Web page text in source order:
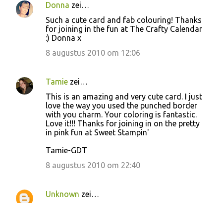
Donna zei…
Such a cute card and fab colouring! Thanks
for joining in the fun at The Crafty Calendar
:) Donna x
8 augustus 2010 om 12:06
Tamie zei…
This is an amazing and very cute card. I just
love the way you used the punched border
with you charm. Your coloring is fantastic.
Love it!!! Thanks for joining in on the pretty
in pink fun at Sweet Stampin'
Tamie-GDT
8 augustus 2010 om 22:40
Unknown zei…